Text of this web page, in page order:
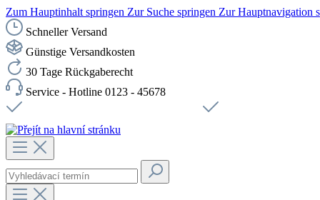
Zum Hauptinhalt springen Zur Suche springen Zur Hauptnavigation
Schneller Versand
Günstige Versandkosten
30 Tage Rückgaberecht
Service - Hotline 0123 - 45678